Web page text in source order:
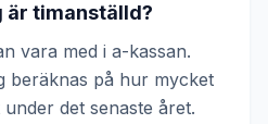
är timanställd?
vara med i a-kassan.
beräknas på hur mycket
det senaste året.